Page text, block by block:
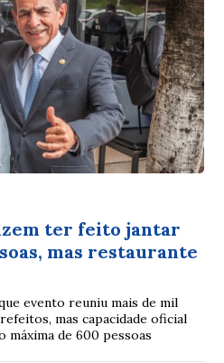
ter feito jantar
mas restaurante
evento reuniu mais de mil
mas capacidade oficial
máxima de 600 pessoas